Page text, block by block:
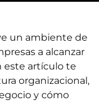
un ambiente de
a alcanzar
este artículo te
organizacional,
y cómo